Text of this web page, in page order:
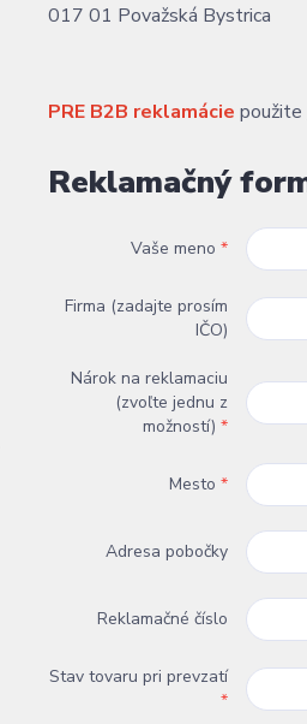
017 01 Považská Bystrica
PRE B2B reklamácie použite
Reklamačný
Vaše meno*
Firma (zadajte prosím
IČO)
Nárok na reklamaciu
(zvoľte jednu z
možností)*
Mesto*
Adresa pobočky
Reklamačné číslo
Stav tovaru pri prevzatí
*